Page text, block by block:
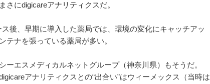
さにdigicareアナリティクスだ。
後、早期に導入した薬局では、環境の変化にキャッチアッ
テナを張っている薬局が多い。
エスメディカルネットグループ（神奈川県）もそうだ。
アナリティクスとの“出合い”はウィーメックス（当時は